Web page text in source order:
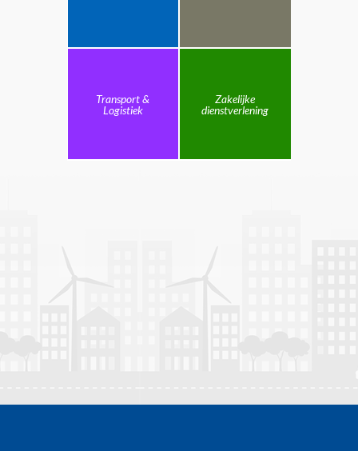
Transport &
Logistiek
Zakelijke
dienstverlening